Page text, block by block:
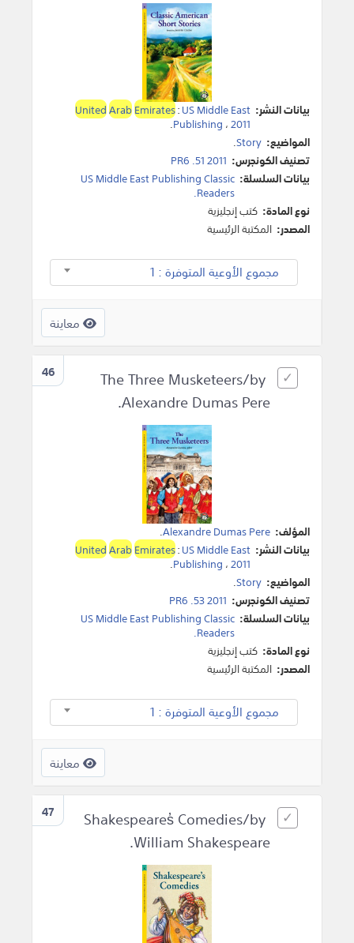
بيانات النشر: UnitedArabEmirates:US Middle East
Publishing ،2011
.
المواضيع: Story
.
تصنيف الكونجرس: PR6 .51 2011
بيانات السلسلة: US Middle East Publishing Classic
Readers.
نوع المادة: كتب إنجليزية
المصدر: المكتبة الرئيسية
مجموع الأوعية المتوفرة : 1
معاينة
46
The Three Musketeers/by
Alexandre Dumas Pere.
المؤلف: Alexandre Dumas Pere
.
بيانات النشر:
UnitedArabEmirates:US Middle East
Publishing ،2011
.
المواضيع: Story
.
تصنيف الكونجرس: PR6 .53 2011
بيانات السلسلة: US Middle East Publishing Classic
Readers.
نوع المادة: كتب إنجليزية
المصدر: المكتبة الرئيسية
مجموع الأوعية المتوفرة : 1
معاينة
47
Shakespeares̓ Comedies/by
William Shakespeare.